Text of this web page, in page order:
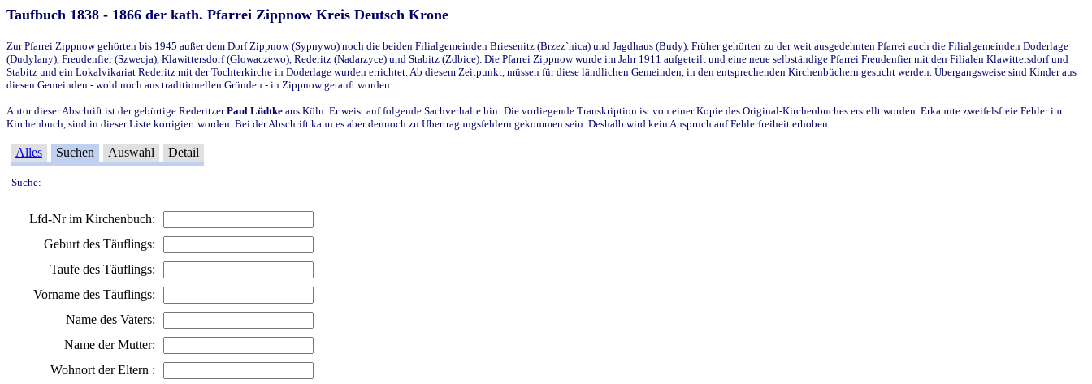
Taufbuch 1838 - 1866 der kath. Pfarrei Zippnow Kreis Deutsch Krone
Zur Pfarrei Zippnow gehörten bis 1945 außer dem Dorf Zippnow (Sypnywo) noch die beiden Filialgemeinden Briesenitz (Brzez`nica) und Jagdhaus (Budy). Früher gehörten zu der weit ausgedehnten Pfarrei auch die Filialgemeinden Doderlage
(Dudylany), Freudenfier (Szwecja), Klawittersdorf (Glowaczewo), Rederitz (Nadarzyce) und Stabitz (Zdbice). Die Pfarrei Zippnow wurde im Jahr 1911 aufgeteilt und eine neue selbständige Pfarrei Freudenfier mit den Filialen Klawittersdorf und
Stabitz und ein Lokalvikariat Rederitz mit der Tochterkirche in Doderlage wurden errichtet. Ab diesem Zeitpunkt, müssen für diese ländlichen Gemeinden, in den entsprechenden Kirchenbüchern gesucht werden. Übergangsweise sind Kinder aus
diesen Gemeinden - wohl noch aus traditionellen Gründen - in Zippnow getauft worden.
Autor dieser Abschrift ist der gebürtige RederitzerPaul Lüdtke aus Köln. Er weist auf folgende Sachverhalte hin: Die vorliegende Transkription ist von einer Kopie des Original-Kirchenbuches erstellt worden. Erkannte zweifelsfreie Fehler im
Kirchenbuch, sind in dieser Liste korrigiert worden. Bei der Abschrift kann es aber dennoch zu Übertragungsfehlern gekommen sein. Deshalb wird kein Anspruch auf Fehlerfreiheit erhoben.
Alles Suchen Auswahl Detail
Suche:
Lfd-Nr im Kirchenbuch:
Geburt des Täuflings:
Taufe des Täuflings:
Vorname des Täuflings:
Name des Vaters:
Name der Mutter:
Wohnort der Eltern :